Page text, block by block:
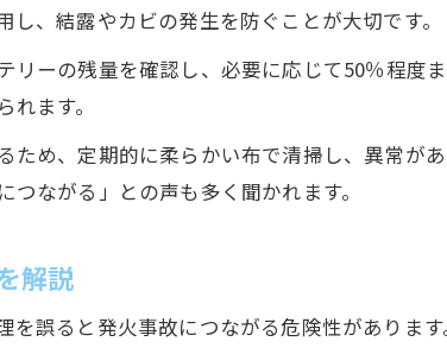
、結露やカビの発生を防ぐことが大切です。
ーの残量を確認し、必要に応じて50％程度
ます。
め、定期的に柔らかい布で清掃し、異常が
ながる」との声も多く聞かれます。
解説
を誤ると発火事故につながる危険性がありま